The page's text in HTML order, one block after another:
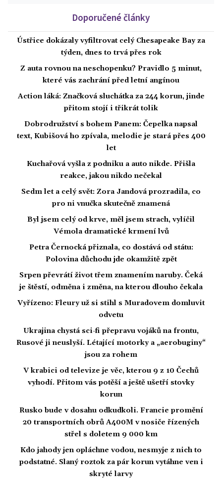
Doporučené články
Ústřice dokázaly vyfiltrovat celý Chesapeake Bay za
týden, dnes to trvá přes rok
Z auta rovnou na neschopenku? Pravidlo 5 minut,
které vás zachrání před letní angínou
Action láká: Značková sluchátka za 244 korun, jinde
přitom stojí i třikrát tolik
Dobrodružství s bohem Panem: Čepelka napsal
text, Kubišová ho zpívala, melodie je stará přes 400
let
Kuchařová vyšla z podniku a auto nikde. Přišla
reakce, jakou nikdo nečekal
Sedm let a celý svět: Zora Jandová prozradila, co
pro ni vnučka skutečně znamená
Byl jsem celý od krve, měl jsem strach, vylíčil
Vémola dramatické krmení lvů
Petra Černocká přiznala, co dostává od státu:
Polovina důchodu jde okamžitě zpět
Srpen převrátí život třem znamením naruby. Čeká
je štěstí, odměna i změna, na kterou dlouho čekala
Vyřízeno: Fleury už si stihl s Muradovem domluvit
odvetu
Ukrajina chystá sci-fi přepravu vojáků na frontu,
Rusové ji neuslyší. Létající motorky a „aerobuginy“
jsou za rohem
V krabici od televize je věc, kterou 9 z 10 Čechů
vyhodí. Přitom vás potěší a ještě ušetří stovky
korun
Rusko bude v dosahu odkudkoli. Francie promění
20 transportních obrů A400M v nosiče řízených
střel s doletem 9 000 km
Kdo jahody jen opláchne vodou, nesmyje z nich to
podstatné. Slaný roztok za pár korun vytáhne ven i
skryté larvy